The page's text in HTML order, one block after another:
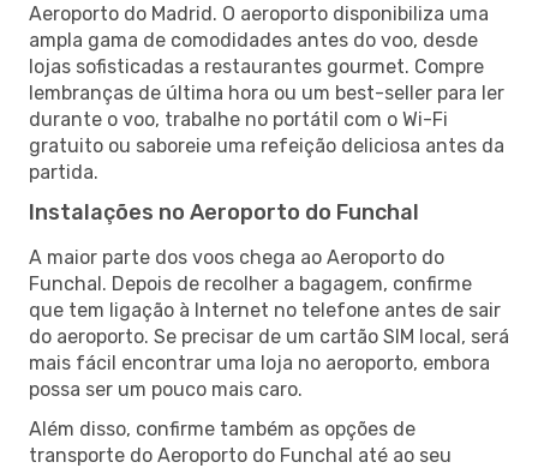
Aeroporto do Madrid. O aeroporto disponibiliza uma
ampla gama de comodidades antes do voo, desde
lojas sofisticadas a restaurantes gourmet. Compre
lembranças de última hora ou um best-seller para ler
durante o voo, trabalhe no portátil com o Wi-Fi
gratuito ou saboreie uma refeição deliciosa antes da
partida.
Instalações no Aeroporto do Funchal
A maior parte dos voos chega ao Aeroporto do
Funchal. Depois de recolher a bagagem, confirme
que tem ligação à Internet no telefone antes de sair
do aeroporto. Se precisar de um cartão SIM local, será
mais fácil encontrar uma loja no aeroporto, embora
possa ser um pouco mais caro.
Além disso, confirme também as opções de
transporte do Aeroporto do Funchal até ao seu